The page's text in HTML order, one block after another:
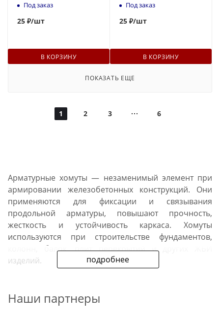
Под заказ
25 ₽/шт
В КОРЗИНУ
Под заказ
25 ₽/шт
В КОРЗИНУ
ПОКАЗАТЬ ЕЩЕ
1 2 3 6
подробнее
Арматурные хомуты — незаменимый элемент при
армировании железобетонных конструкций. Они
применяются для фиксации и связывания
продольной арматуры, повышают прочность,
жесткость и устойчивость каркаса. Хомуты
используются при строительстве фундаментов,
колонн, балок, плит перекрытий и других ЖБИ
изделий.
хомуты оптом и в розницу с доставкой по всей
России. В нашем каталоге представлены изделия
Наши партнеры